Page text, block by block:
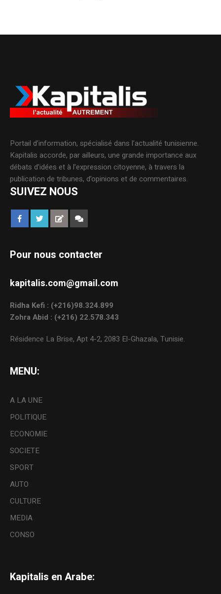
Portail d’information, spécialisé dans l’actualité tunisienne.
Kapitalis accorde, par ailleurs, une grande importance aux
débats d’idées et à l’expression citoyenne, à travers la
publication de tribunes, d’opinions et de commentaires.
SUIVEZ NOUS
Pour nous contacter
kapitalis.com@gmail.com
Ridha Kefi : (+216)98.324.899
Zohra Abid : (+216) 22.578.343
Résidence La Brise, Apt 4-2, 2083 El-Ghazala, Tunisie.
MENU:
A LA UNE
POLITIQUE
ECONOMIE
SOCIETE
SPORT
AUTO
CULTURE
MEDIA
CONSO
Kapitalis en Arabe: